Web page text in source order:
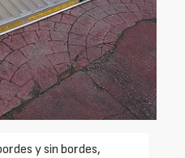
y sin bordes,